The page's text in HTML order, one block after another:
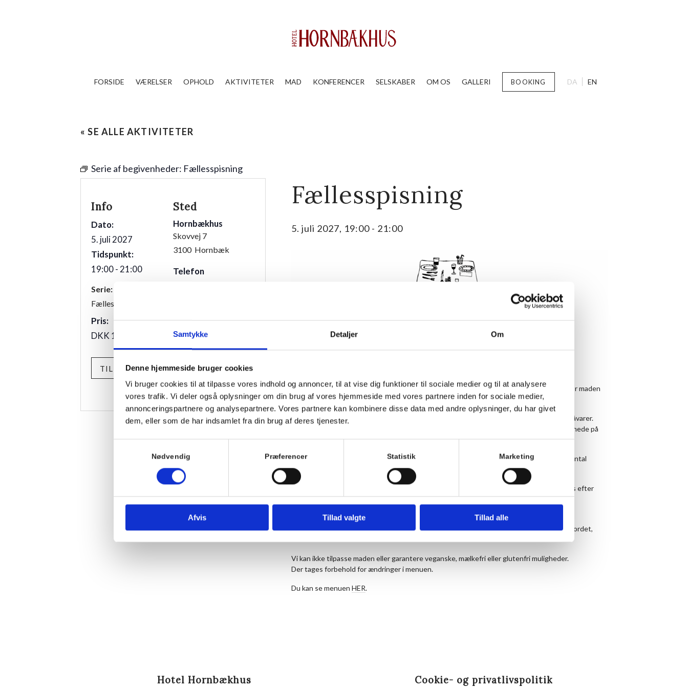
Samtykke Detaljer Om
Denne hjemmeside bruger cookies
Vi bruger cookies til at tilpasse vores indhold og annoncer, til at vise dig funktioner til sociale medier og til at analysere
vores trafik. Vi deler også oplysninger om din brug af vores hjemmeside med vores partnere inden for sociale medier,
annonceringspartnere og analysepartnere. Vores partnere kan kombinere disse data med andre oplysninger, du har givet
dem, eller som de har indsamlet fra din brug af deres tjenester.
Nødvendig Præferencer Statistik Marketing
Afvis Tillad valgte Tillad alle
FORSIDE VÆRELSER OPHOLD AKTIVITETER MAD KONFERENCER SELSKABER OM OS GALLERI BOOKING DA EN
« SE ALLE AKTIVITETER
Serie af begivenheder: Fællesspisning
Fællesspisning
5. juli 2027, 19:00 - 21:00
Vi spiser sammen ved spisestuens plankeborde til fællesspisning hver aften kl. 19.00, hvor maden
serveres anrette på fade, der går rundt.
Køkkenet laver sæsonbetonet mad uden dogmer. Stilen er enkel og med fokus på gode råvarer.
Som udgangspunkt er menuen vegetarisk torsdag og søndag. Find ugens menu længere nede på
siden.
Vi tilbyder dagligt et vegetarisk alternativ til dagens måltid. Det er vigtigt, at du noterer antal
vegetarer i kommentarfeltet, når du bestiller dit bord.
Prisen er 175 kr. for middagen pr. person og 50 kr. for dessert. Dessert og kaffe kan købes efter
maden. Børn til og med 3 år betaler ikke.
Husk at reservere dine pladser på forhånd.
Ankom gerne ca. 20 minutter før, så du kan få noget at drikke og finde en plads ved langbordet,
inden maden serveres.
Vi kan ikke tilpasse maden eller garantere veganske, mælkefri eller glutenfri muligheder.
Der tages forbehold for ændringer i menuen.
Du kan se menuen HER.
Info
Dato:
5. juli 2027
Tidspunkt:
19:00 - 21:00
Serie:
Fællesspisning
Pris:
DKK 175,00
Sted
Hornbækhus
Skovvej 7
3100 Hornbæk
Telefon
TILMELD
Hotel Hornbækhus Cookie- og privatlivspolitik